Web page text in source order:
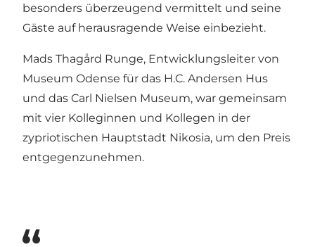
besonders überzeugend vermittelt und seine
Gäste auf herausragende Weise einbezieht.
Mads Thagård Runge, Entwicklungsleiter von
Museum Odense für das H.C. Andersen Hus
und das Carl Nielsen Museum, war gemeinsam
mit vier Kolleginnen und Kollegen in der
zypriotischen Hauptstadt Nikosia, um den Preis
entgegenzunehmen.